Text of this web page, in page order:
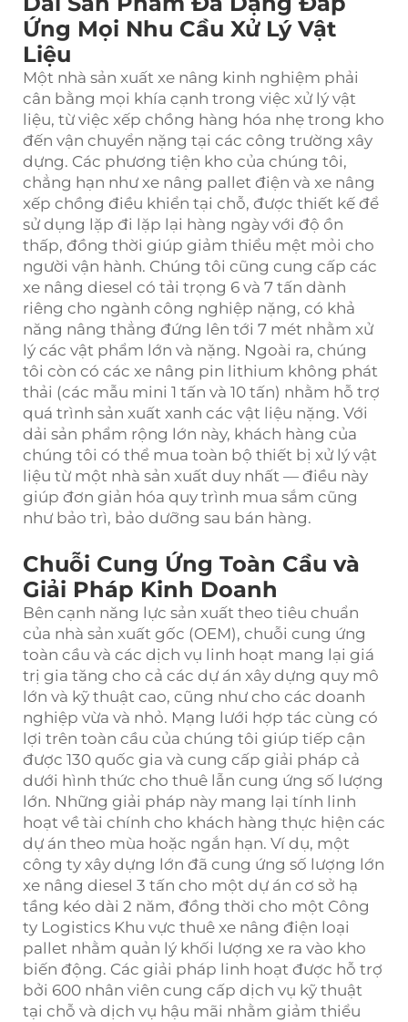
Ứng Mọi Nhu Cầu Xử Lý Vật
Liệu
Một nhà sản xuất xe nâng kinh nghiệm phải
cân bằng mọi khía cạnh trong việc xử lý vật
liệu, từ việc xếp chồng hàng hóa nhẹ trong kho
đến vận chuyển nặng tại các công trường xây
dựng. Các phương tiện kho của chúng tôi,
chẳng hạn như xe nâng pallet điện và xe nâng
xếp chồng điều khiển tại chỗ, được thiết kế để
sử dụng lặp đi lặp lại hàng ngày với độ ồn
thấp, đồng thời giúp giảm thiểu mệt mỏi cho
người vận hành. Chúng tôi cũng cung cấp các
xe nâng diesel có tải trọng 6 và 7 tấn dành
riêng cho ngành công nghiệp nặng, có khả
năng nâng thẳng đứng lên tới 7 mét nhằm xử
lý các vật phẩm lớn và nặng. Ngoài ra, chúng
tôi còn có các xe nâng pin lithium không phát
thải (các mẫu mini 1 tấn và 10 tấn) nhằm hỗ trợ
quá trình sản xuất xanh các vật liệu nặng. Với
dải sản phẩm rộng lớn này, khách hàng của
chúng tôi có thể mua toàn bộ thiết bị xử lý vật
liệu từ một nhà sản xuất duy nhất — điều này
giúp đơn giản hóa quy trình mua sắm cũng
như bảo trì, bảo dưỡng sau bán hàng.
Chuỗi Cung Ứng Toàn Cầu và
Giải Pháp Kinh Doanh
Bên cạnh năng lực sản xuất theo tiêu chuẩn
của nhà sản xuất gốc (OEM), chuỗi cung ứng
toàn cầu và các dịch vụ linh hoạt mang lại giá
trị gia tăng cho cả các dự án xây dựng quy mô
lớn và kỹ thuật cao, cũng như cho các doanh
nghiệp vừa và nhỏ. Mạng lưới hợp tác cùng có
lợi trên toàn cầu của chúng tôi giúp tiếp cận
được 130 quốc gia và cung cấp giải pháp cả
dưới hình thức cho thuê lẫn cung ứng số lượng
lớn. Những giải pháp này mang lại tính linh
hoạt về tài chính cho khách hàng thực hiện các
dự án theo mùa hoặc ngắn hạn. Ví dụ, một
công ty xây dựng lớn đã cung ứng số lượng lớn
xe nâng diesel 3 tấn cho một dự án cơ sở hạ
tầng kéo dài 2 năm, đồng thời cho một Công
ty Logistics Khu vực thuê xe nâng điện loại
pallet nhằm quản lý khối lượng xe ra vào kho
biến động. Các giải pháp linh hoạt được hỗ trợ
bởi 600 nhân viên cung cấp dịch vụ kỹ thuật
tại chỗ và dịch vụ hậu mãi nhằm giảm thiểu